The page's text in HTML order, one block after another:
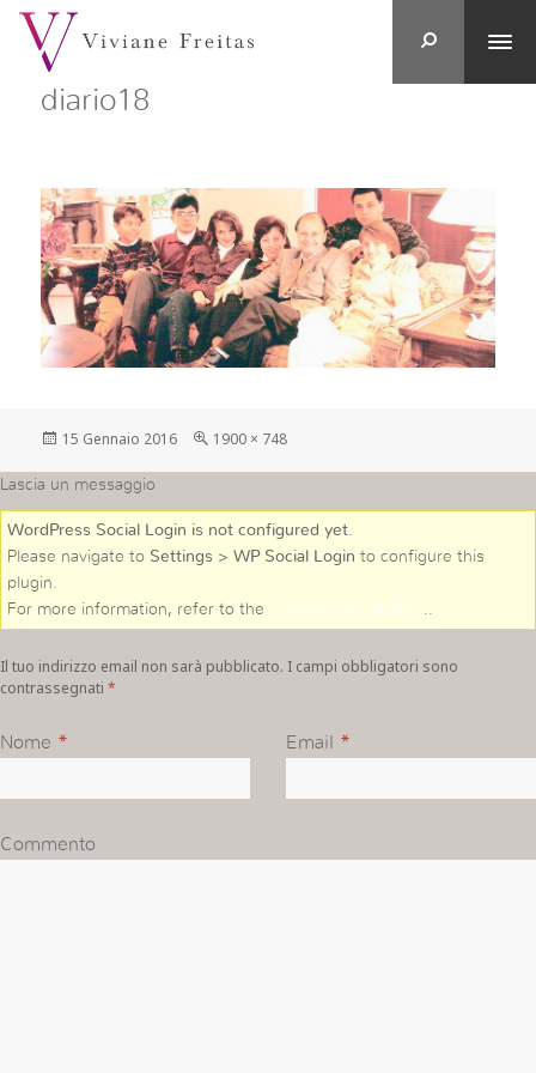
diario18
Postato
15 Gennaio 2016
Full
1900 × 748
Lascia un messaggio
WordPress Social Login is not configured yet
Please navigate to Settings > WP Social Login to configure this
plugin.
For more information, refer to the
online user guide
Il tuo indirizzo email non sarà pubblicato. I campi obbligatori sono
contrassegnati *
Nome * Email *
Commento